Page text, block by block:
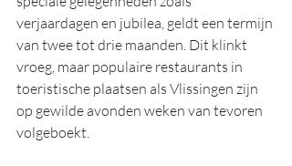
verjaardagen en jubilea, geldt een termijn
van twee tot drie maanden. Dit klinkt
vroeg, maar populaire restaurants in
toeristische plaatsen als Vlissingen zijn
op gewilde avonden weken van tevoren
volgeboekt.